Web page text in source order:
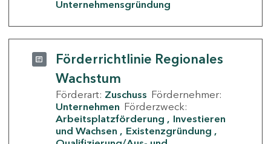
Unternehmensgründung
Förderrichtlinie Regionales
Wachstum
Förderart: Zuschuss Fördernehmer:
Unternehmen Förderzweck:
Arbeitsplatzförderung
Investieren
und Wachsen
Existenzgründung